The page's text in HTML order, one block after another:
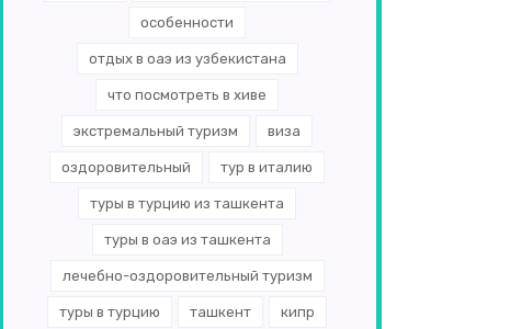
особенности
отдых в оаэ из узбекистана
что посмотреть в хиве
экстремальный туризм виза
оздоровительный тур в италию
туры в турцию из ташкента
туры в оаэ из ташкента
лечебно-оздоровительный туризм
туры в турцию ташкент кипр